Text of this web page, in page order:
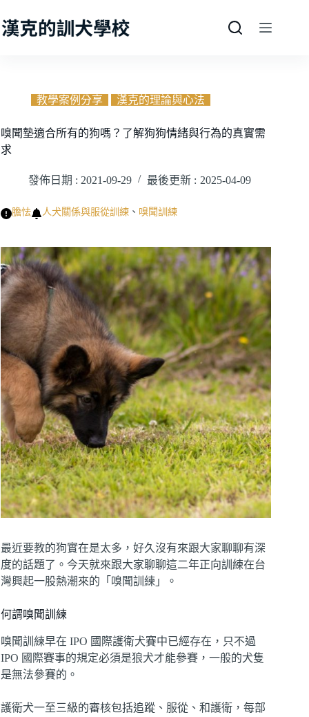
至
教學案例分享 漢克的理論與心法
嗅聞墊適合所有的狗嗎？了解狗狗情緒與行為的真實需
求
發佈日期 : 2021-09-29 最後更新 : 2025-04-09
膽怯 人犬關係與服從訓練 、 嗅聞訓練
最近要教的狗實在是太多，好久沒有來跟大家聊聊有深
度的話題了。今天就來跟大家聊聊這二年正向訓練在台
灣興起一股熱潮來的「嗅聞訓練」。
何謂嗅聞訓練
嗅聞訓練早在 IPO 國際護衛犬賽中已經存在，只不過
IPO 國際賽事的規定必須是狼犬才能參賽，一般的犬隻
是無法參賽的。
護衛犬一至三級的審核包括追蹤、服從、和護衛，每部